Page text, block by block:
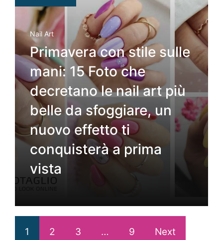
Nail Art
Primavera con stile sulle
mani: 15 Foto che
decretano le nail art più
belle da sfoggiare, un
nuovo effetto ti
conquisterà a prima
vista
1 2 3 … 9 Next